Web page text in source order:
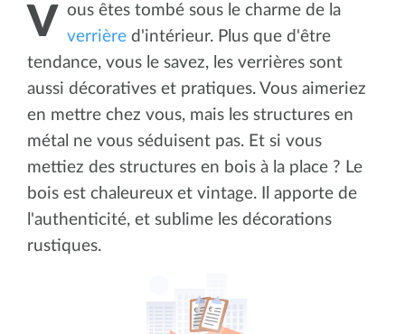
Vous êtes tombé sous le charme de la
verrière d'intérieur. Plus que d'être
tendance, vous le savez, les verrières sont
aussi décoratives et pratiques. Vous aimeriez
en mettre chez vous, mais les structures en
métal ne vous séduisent pas. Et si vous
mettiez des structures en bois à la place ? Le
bois est chaleureux et vintage. Il apporte de
l'authenticité, et sublime les décorations
rustiques.